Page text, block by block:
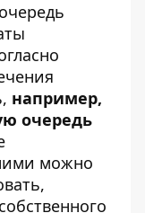
например,
очередь
можно